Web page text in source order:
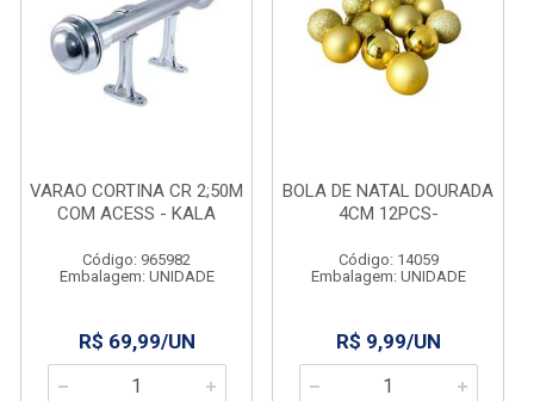
VARAO CORTINA CR 2;50M
COM ACESS - KALA
Código: 965982
Embalagem: UNIDADE
R$ 69,99/UN
BOLA DE NATAL DOURADA
4CM 12PCS-
Código: 14059
Embalagem: UNIDADE
R$ 9,99/UN